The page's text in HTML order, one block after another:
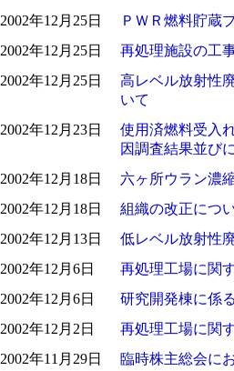
2002年12月25日
ＰＷＲ燃料貯蔵
2002年12月25日
再処理施設の工
2002年12月25日
高レベル放射性
いて
2002年12月23日
使用済燃料受入
因調査結果並び
2002年12月18日
六ヶ所ウラン濃
2002年12月18日
組織の改正につ
2002年12月13日
低レベル放射性
2002年12月6日
再処理工場に関
2002年12月6日
研究開発棟に係
2002年12月2日
再処理工場に関
2002年11月29日
臨時株主総会に